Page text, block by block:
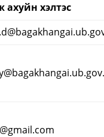
хэлтэс